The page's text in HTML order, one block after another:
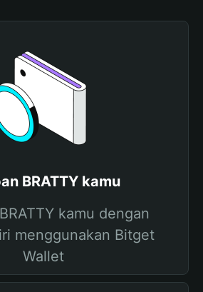
BRATTY kamu
kamu dengan
menggunakan Bitget
Wallet